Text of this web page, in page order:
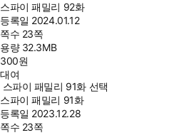
스파이 패밀리 92화
등록일 2024.01.12
쪽수 23쪽
용량 32.3MB
300원
대여
스파이 패밀리 91화 선택
스파이 패밀리 91화
등록일 2023.12.28
쪽수 23쪽